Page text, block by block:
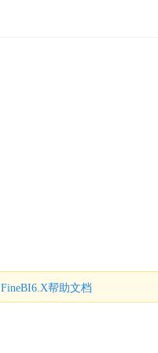
FineBI6.X帮助文档